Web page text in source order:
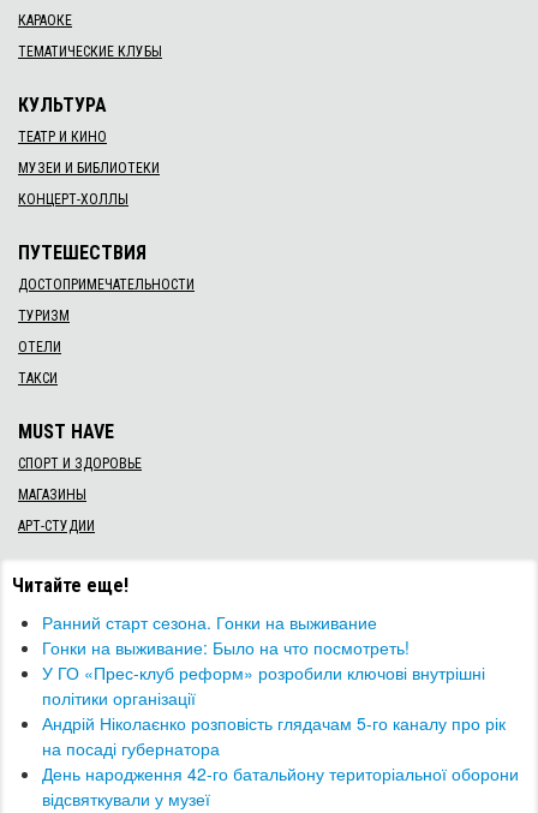
КАРАОКЕ
ТЕМАТИЧЕСКИЕ КЛУБЫ
КУЛЬТУРА
ТЕАТР И КИНО
МУЗЕИ И БИБЛИОТЕКИ
КОНЦЕРТ-ХОЛЛЫ
ПУТЕШЕСТВИЯ
ДОСТОПРИМЕЧАТЕЛЬНОСТИ
ТУРИЗМ
ОТЕЛИ
ТАКСИ
MUST HAVE
СПОРТ И ЗДОРОВЬЕ
МАГАЗИНЫ
АРТ-СТУДИИ
Читайте еще!
Ранний старт сезона. Гонки на выживание
Гонки на выживание: Было на что посмотреть!
У ГО «Прес-клуб реформ» розробили ключові внутрішні
політики організації
Андрій Ніколаєнко розповість глядачам 5-го каналу про рік
на посаді губернатора
День народження 42-го батальйону територіальної оборони
відсвяткували у музеї